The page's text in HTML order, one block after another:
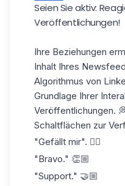
Seien Sie aktiv:
Veröffentlichungen!
Ihre Beziehungen
Inhalt Ihres
Algorithmus von
Grundlage Ihrer
Veröffentlichungen.
Schaltflächen zur
"Gefällt mir". 👍🏼
"Bravo." 👏🏼
"Support." 🤝🏼